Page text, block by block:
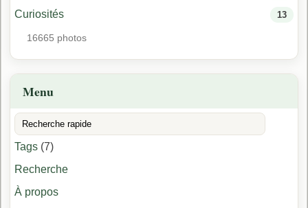
Curiosités 13
16665 photos
Menu
Tags (7)
Recherche
À propos